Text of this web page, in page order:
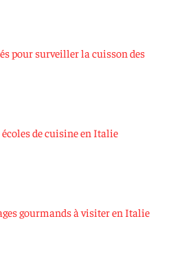
pour surveiller la cuisson des
de cuisine en Italie
gourmands à visiter en Italie